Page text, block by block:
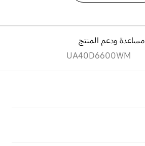
مساعدة ودعم المنتج
UA40D6600WM